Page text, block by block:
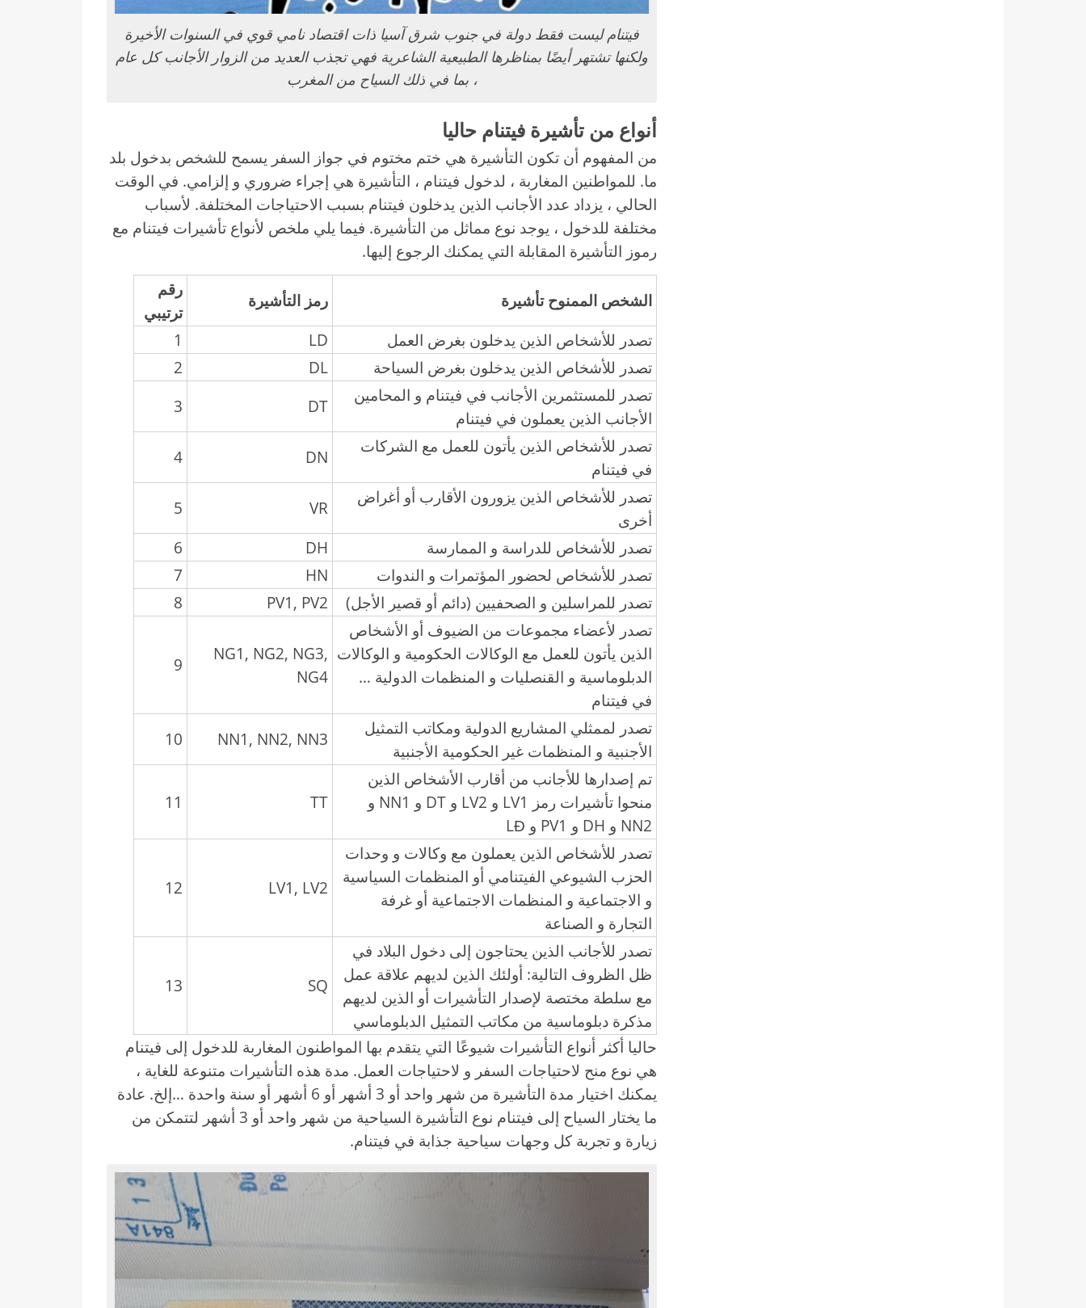
فيتنام ليست فقط دولة في جنوب شرق آسيا ذات اقتصاد نامي قوي في السنوات الأخيرة
ولكنها تشتهر أيضًا بمناظرها الطبيعية الشاعرية فهي تجذب العديد من الزوار الأجانب كل عام
، بما في ذلك السياح من المغرب
أنواع من تأشيرة فيتنام حاليا
من المفهوم أن تكون التأشيرة هي ختم مختوم في جواز السفر يسمح للشخص بدخول بلد
ما. للمواطنين المغاربة ، لدخول فيتنام ، التأشيرة هي إجراء ضروري و إلزامي. في الوقت
الحالي ، يزداد عدد الأجانب الذين يدخلون فيتنام بسبب الاحتياجات المختلفة. لأسباب
مختلفة للدخول ، يوجد نوع مماثل من التأشيرة. فيما يلي ملخص لأنواع تأشيرات فيتنام مع
رموز التأشيرة المقابلة التي يمكنك الرجوع إليها.
الشخص الممنوح تأشيرة رمز التأشيرة
رقم
ترتيبي
تصدر للأشخاص الذين يدخلون بغرض العمل
LD
1
تصدر للأشخاص الذين يدخلون بغرض السياحة
DL
2
تصدر للمستثمرين الأجانب في فيتنام و المحامين
الأجانب الذين يعملون في فيتنام
DT
3
تصدر للأشخاص الذين يأتون للعمل مع الشركات
في فيتنام
DN
4
تصدر للأشخاص الذين يزورون الأقارب أو أغراض
أخرى
VR
5
تصدر للأشخاص للدراسة و الممارسة
DH
6
تصدر للأشخاص لحضور المؤتمرات و الندوات
HN
7
تصدر للمراسلين و الصحفيين (دائم أو قصير الأجل)
PV1, PV2
8
تصدر لأعضاء مجموعات من الضيوف أو الأشخاص
الذين يأتون للعمل مع الوكالات الحكومية و الوكالات
الدبلوماسية و القنصليات و المنظمات الدولية …
في فيتنام
NG1, NG2, NG3,
NG4
9
تصدر لممثلي المشاريع الدولية ومكاتب التمثيل
الأجنبية و المنظمات غير الحكومية الأجنبية
NN1, NN2, NN3
10
تم إصدارها للأجانب من أقارب الأشخاص الذين
منحوا تأشيرات رمز LV1 و LV2 و DT و NN1 و
NN2 و DH و PV1 و LĐ
TT
11
تصدر للأشخاص الذين يعملون مع وكالات و وحدات
الحزب الشيوعي الفيتنامي أو المنظمات السياسية
و الاجتماعية و المنظمات الاجتماعية أو غرفة
التجارة و الصناعة
LV1, LV2
12
تصدر للأجانب الذين يحتاجون إلى دخول البلاد في
ظل الظروف التالية: أولئك الذين لديهم علاقة عمل
مع سلطة مختصة لإصدار التأشيرات أو الذين لديهم
مذكرة دبلوماسية من مكاتب التمثيل الدبلوماسي
SQ
13
حاليا أكثر أنواع التأشيرات شيوعًا التي يتقدم بها المواطنون المغاربة للدخول إلى فيتنام
هي نوع منح لاحتياجات السفر و لاحتياجات العمل. مدة هذه التأشيرات متنوعة للغاية ،
يمكنك اختيار مدة التأشيرة من شهر واحد أو 3 أشهر أو 6 أشهر أو سنة واحدة …إلخ. عادة
ما يختار السياح إلى فيتنام نوع التأشيرة السياحية من شهر واحد أو 3 أشهر لتتمكن من
زيارة و تجربة كل وجهات سياحية جذابة في فيتنام.